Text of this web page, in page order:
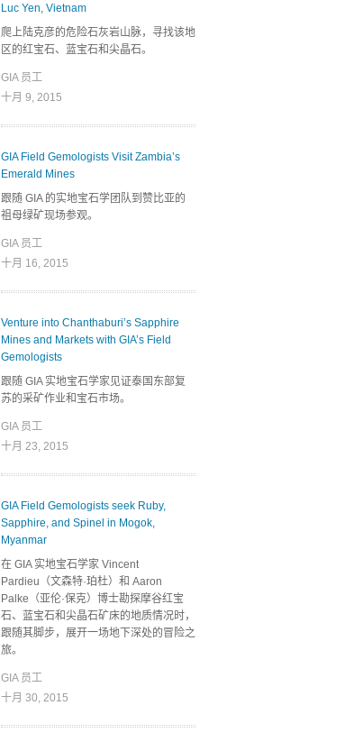
Luc Yen, Vietnam
爬上陆克彦的危险石灰岩山脉，寻找该地
区的红宝石、蓝宝石和尖晶石。
GIA 员工
十月 9, 2015
GIA Field Gemologists Visit Zambia’s
Emerald Mines
跟随 GIA 的实地宝石学团队到赞比亚的
祖母绿矿现场参观。
GIA 员工
十月 16, 2015
Venture into Chanthaburi’s Sapphire
Mines and Markets with GIA’s Field
Gemologists
跟随 GIA 实地宝石学家见证泰国东部复
苏的采矿作业和宝石市场。
GIA 员工
十月 23, 2015
GIA Field Gemologists seek Ruby,
Sapphire, and Spinel in Mogok,
Myanmar
在 GIA 实地宝石学家 Vincent
Pardieu（文森特·珀杜）和 Aaron
Palke（亚伦·保克）博士勘探摩谷红宝
石、蓝宝石和尖晶石矿床的地质情况时，
跟随其脚步，展开一场地下深处的冒险之
旅。
GIA 员工
十月 30, 2015